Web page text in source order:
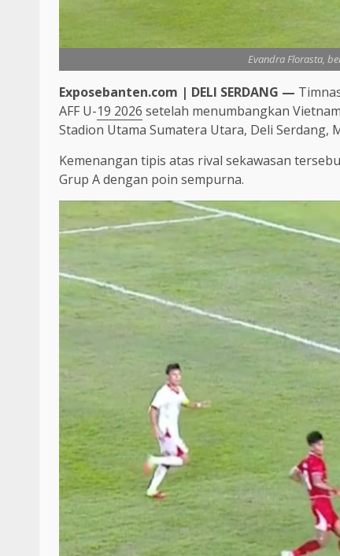
Evandra Florasta,
Exposebanten.com | DELI SERDANG —
AFF U-19 2026 setelah menumbangkan
Stadion Utama Sumatera Utara, Deli Serdang,
Kemenangan tipis atas rival sekawasan
Grup A dengan poin sempurna.